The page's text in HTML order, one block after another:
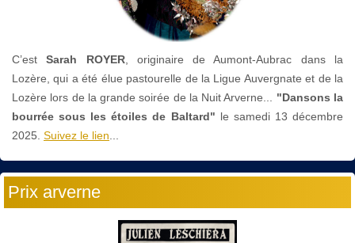
C’estSarah ROYER, originaire de Aumont-Aubrac dans la
Lozère, qui a été élue pastourelle de la Ligue Auvergnate et de la
Lozère lors de la grande soirée de la Nuit Arverne... "Dansons la
bourrée sous les étoiles de Baltard" le samedi 13 décembre
2025. Suivez le lien...
Prix arverne